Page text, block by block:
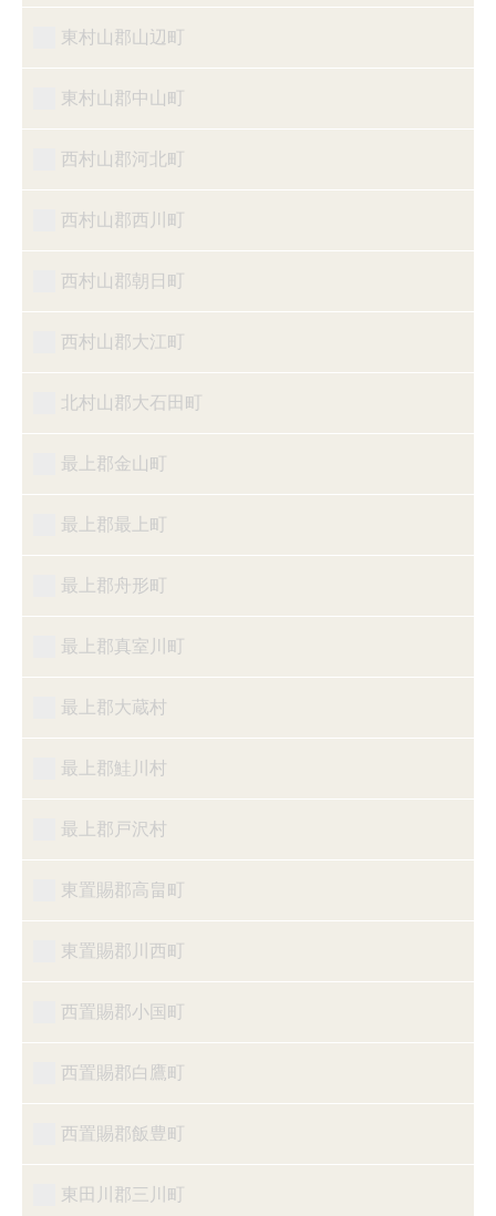
東村山郡山辺町
東村山郡中山町
西村山郡河北町
西村山郡西川町
西村山郡朝日町
西村山郡大江町
北村山郡大石田町
最上郡金山町
最上郡最上町
最上郡舟形町
最上郡真室川町
最上郡大蔵村
最上郡鮭川村
最上郡戸沢村
東置賜郡高畠町
東置賜郡川西町
西置賜郡小国町
西置賜郡白鷹町
西置賜郡飯豊町
東田川郡三川町